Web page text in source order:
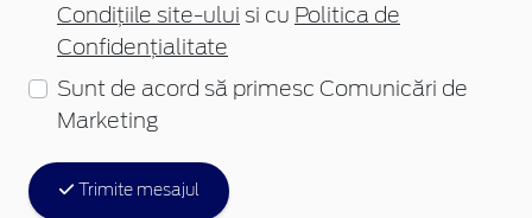
Condițiile site-ului si cu Politica de
Confidențialitate
Sunt de acord să primesc Comunicări de
Marketing
Trimite mesajul